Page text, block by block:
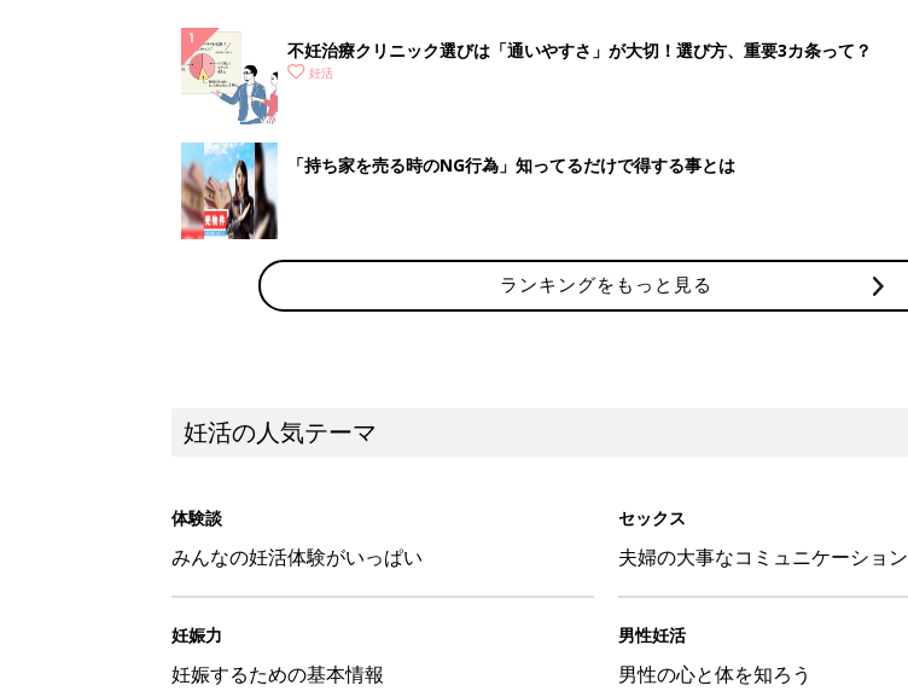
不妊治療クリニック選びは「通いやすさ」が大切！選び方、重要3カ条って？
妊活
「持ち家を売る時のNG行為」知ってるだけで得する事とは
ランキングをもっと見る
妊活の人気テーマ
体験談
みんなの妊活体験がいっぱい
セックス
夫婦の大事なコミュニケーション
妊娠力
妊娠するための基本情報
男性妊活
男性の心と体を知ろう